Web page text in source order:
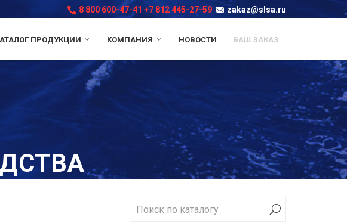
8 800 600-47-41 +7 812 445-27-59 zakaz@slsa.ru
ПРОДУКЦИИ КОМПАНИЯ НОВОСТИ ВАШ ЗАКАЗ